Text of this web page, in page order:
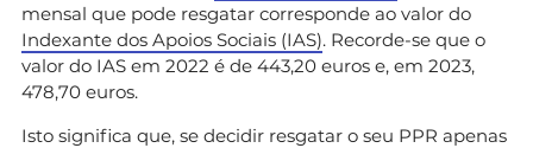
mensal que pode resgatar corresponde ao valor do
Indexante dos Apoios Sociais (IAS). Recorde-se que o
valor do IAS em 2022 é de 443,20 euros e, em 2023,
478,70 euros.
Isto significa que, se decidir resgatar o seu PPR apenas